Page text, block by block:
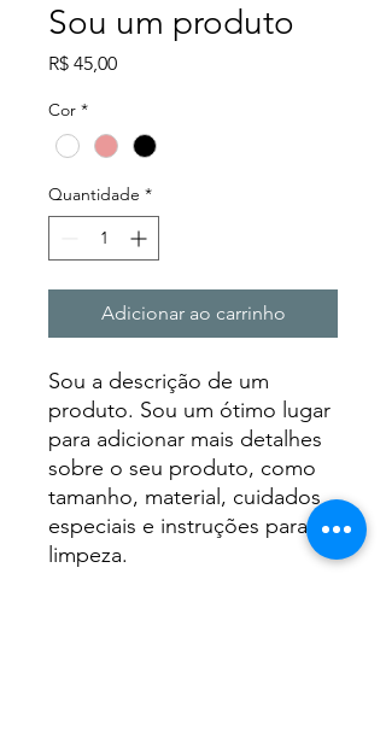
Sou um produto
R$ 45,00Preço
Cor *
Quantidade *
Adicionar ao carrinho
Sou a descrição de um
produto. Sou um ótimo lugar
para adicionar mais detalhes
sobre o seu produto, como
tamanho, material, cuidados
especiais e instruções para
limpeza.